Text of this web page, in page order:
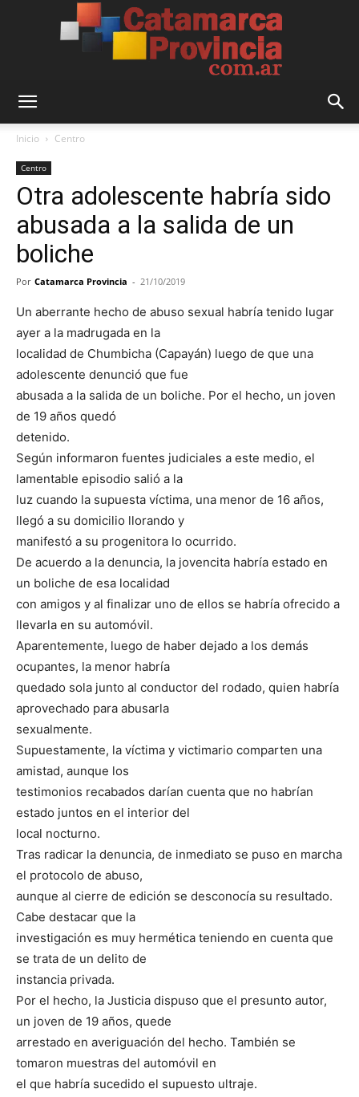
Provincia
Inicio Centro
Centro
Otra adolescente habría sido
abusada a la salida de un
boliche
Por Catamarca Provincia - 21/10/2019
Un aberrante hecho de abuso sexual habría tenido lugar
ayer a la madrugada en la
localidad de Chumbicha (Capayán) luego de que una
adolescente denunció que fue
abusada a la salida de un boliche. Por el hecho, un joven
de 19 años quedó
detenido.
Según informaron fuentes judiciales a este medio, el
lamentable episodio salió a la
luz cuando la supuesta víctima, una menor de 16 años,
llegó a su domicilio llorando y
manifestó a su progenitora lo ocurrido.
De acuerdo a la denuncia, la jovencita habría estado en
un boliche de esa localidad
con amigos y al finalizar uno de ellos se habría ofrecido a
llevarla en su automóvil.
Aparentemente, luego de haber dejado a los demás
ocupantes, la menor habría
quedado sola junto al conductor del rodado, quien habría
aprovechado para abusarla
sexualmente.
Supuestamente, la víctima y victimario comparten una
amistad, aunque los
testimonios recabados darían cuenta que no habrían
estado juntos en el interior del
local nocturno.
Tras radicar la denuncia, de inmediato se puso en marcha
el protocolo de abuso,
aunque al cierre de edición se desconocía su resultado.
Cabe destacar que la
investigación es muy hermética teniendo en cuenta que
se trata de un delito de
instancia privada.
Por el hecho, la Justicia dispuso que el presunto autor,
un joven de 19 años, quede
arrestado en averiguación del hecho. También se
tomaron muestras del automóvil en
el que habría sucedido el supuesto ultraje.